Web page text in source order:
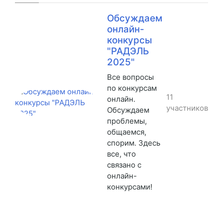
Обсуждаем
онлайн-
конкурсы
"РАДЭЛЬ
2025"
Все вопросы
по конкурсам
онлайн.
Обсуждаем
проблемы,
общаемся,
спорим. Здесь
все, что
связано с
онлайн-
конкурсами!
11
участников